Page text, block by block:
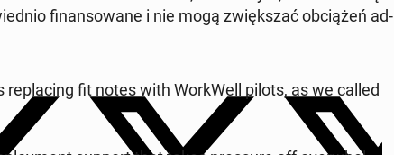
fi­nan­so­wa­ne i nie mogą zwięk­szać ob­cią­żeń ad­
re­pla­cing fit notes with Wor­kWell pilots, as we called